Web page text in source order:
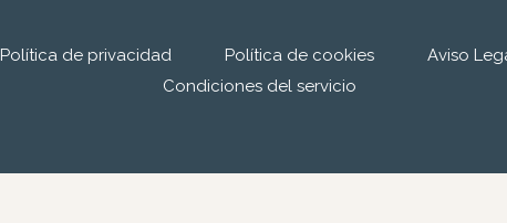
Política de privacidad Política de cookies
Aviso
Condiciones del servicio